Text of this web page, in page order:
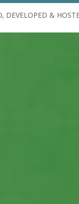
DEVELOPED &